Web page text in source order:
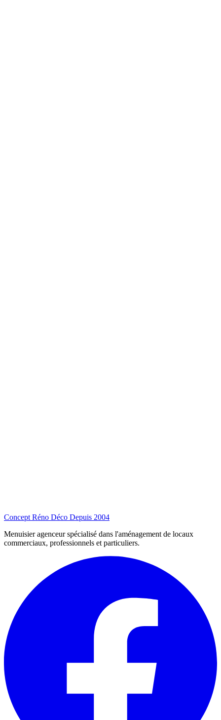
Concept Réno Déco Depuis 2004
Menuisier agenceur spécialisé dans l'aménagement de locaux
commerciaux, professionnels et particuliers.